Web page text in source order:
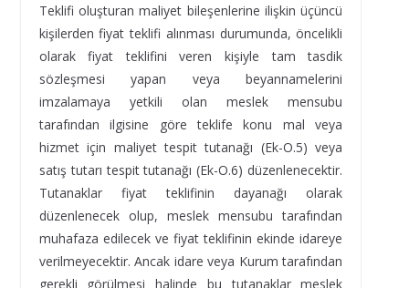
Teklifi oluşturan maliyet bileşenlerine ilişkin üçüncü
kişilerden fiyat teklifi alınması durumunda, öncelikli
olarak fiyat teklifini veren kişiyle tam tasdik
sözleşmesi yapan veya beyannamelerini
imzalamaya yetkili olan meslek mensubu
tarafından ilgisine göre teklife konu mal veya
hizmet için maliyet tespit tutanağı (Ek-O.5) veya
satış tutarı tespit tutanağı (Ek-O.6) düzenlenecektir.
Tutanaklar fiyat teklifinin dayanağı olarak
düzenlenecek olup, meslek mensubu tarafından
muhafaza edilecek ve fiyat teklifinin ekinde idareye
verilmeyecektir. Ancak idare veya Kurum tarafından
gerekli görülmesi halinde bu tutanaklar meslek